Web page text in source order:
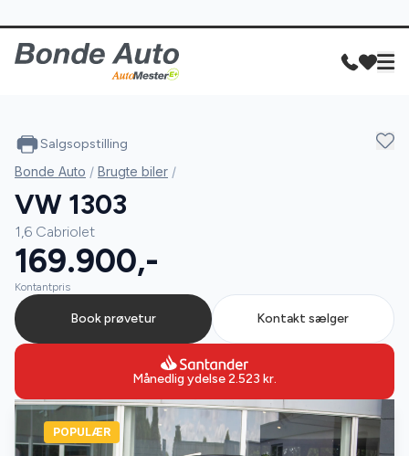
POPULÆR
Salgsopstilling
Bonde Auto / Brugte biler /
VW 1303
1,6 Cabriolet
169.900,-
Kontantpris
Book prøvetur Kontakt sælger
Månedlig ydelse2.523 kr.